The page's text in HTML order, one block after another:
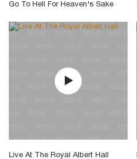
Go To Hell For Heaven's Sake
Live At The Royal Albert Hall